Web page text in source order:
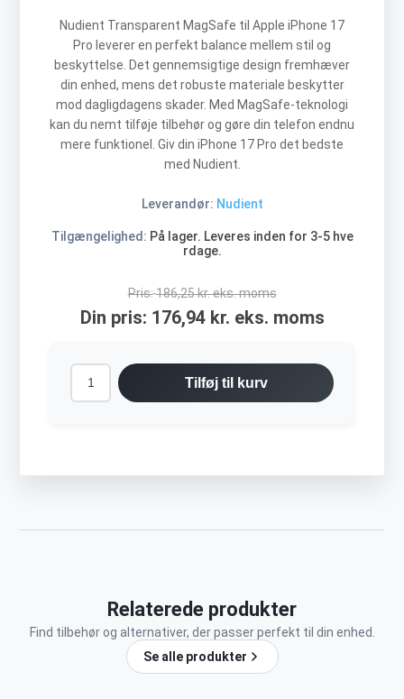
Nudient Transparent MagSafe til Apple iPhone 17
Pro leverer en perfekt balance mellem stil og
beskyttelse. Det gennemsigtige design fremhæver
din enhed, mens det robuste materiale beskytter
mod dagligdagens skader. Med MagSafe-teknologi
kan du nemt tilføje tilbehør og gøre din telefon endnu
mere funktionel. Giv din iPhone 17 Pro det bedste
med Nudient.
Leverandør: Nudient
Tilgængelighed: På lager. Leveres inden for 3-5 hve
rdage.
Pris:186,25 kr. eks. moms
Din pris: 176,94 kr. eks. moms
Tilføj til kurv
Relaterede produkter
Find tilbehør og alternativer, der passer perfekt til din enhed.
Se alle produkter